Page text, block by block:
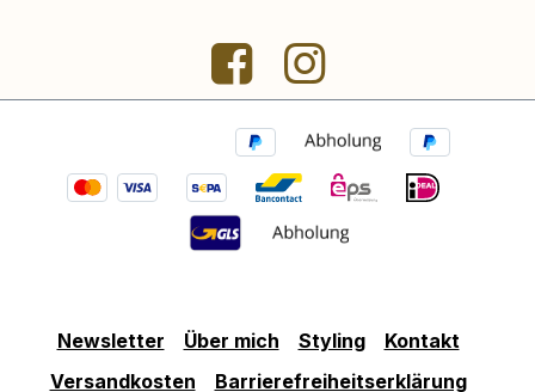
Newsletter Über mich Styling
Kontakt
Versandkosten
Barrierefreiheitserklärung